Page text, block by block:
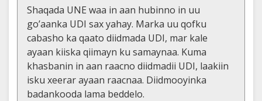
Shaqada UNE waa in aan hubinno in uu
go’aanka UDI sax yahay. Marka uu qofku
cabasho ka qaato diidmada UDI, mar kale
ayaan kiiska qiimayn ku samaynaa. Kuma
khasbanin in aan raacno diidmadii UDI, laakiin
isku xeerar ayaan raacnaa. Diidmooyinka
badankooda lama beddelo.